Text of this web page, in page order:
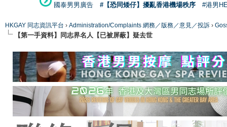
國泰男男廣告
#【恐同矮仔】擾亂香港機場秩序 #港男
HKGAY 同志資訊平台 › Administration/Complaints 網務／版務／意見／投訴 ›
【第一手資料】同志界名人【已被屏蔽】疑去世